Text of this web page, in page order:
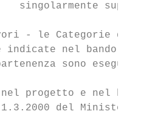
singolarmente
- le Categorie
indicate nel bando
sono
nel progetto e nel
del